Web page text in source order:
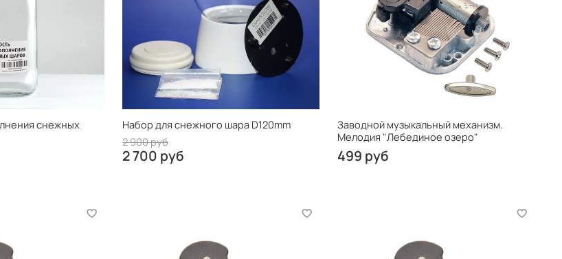
снежных
Набор для снежного шара D120mm
2 900 руб
2 700 руб
Заводной музыкальный механизм.
Мелодия "Лебединое озеро"
499 руб